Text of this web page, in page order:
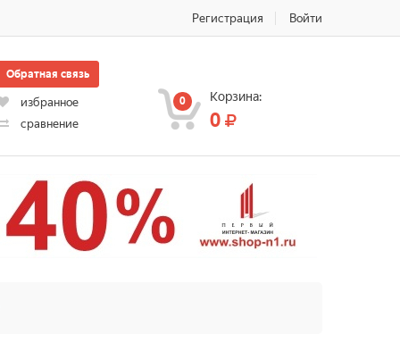
Регистрация Войти
Обратная связь
избранное
сравнение
0 Корзина:
0